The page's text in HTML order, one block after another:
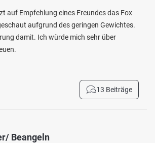
auf Empfehlung eines Freundes das Fox
aufgrund des geringen Gewichtes.
damit. Ich würde mich sehr über
13 Beiträge
Beangeln